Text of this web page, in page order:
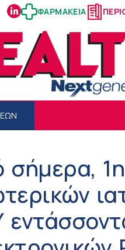
ΦΑΡΜΑΚΕΙΑ
σήμερα,